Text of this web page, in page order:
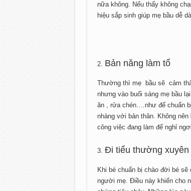
nữa không. Nếu thấy không
hiệu sắp sinh giúp mẹ bầu dễ
Bản năng làm tổ
Thường thì mẹ bầu sẽ cảm
nhưng vào buổi sáng mẹ bầu
ăn , rửa chén….như để chuẩn
nhàng với bản thân. Không
công việc đang làm để nghỉ
Đi tiểu thường xuyên
Khi bé chuẩn bị chào đời bé
người mẹ. Điều này khiến cho